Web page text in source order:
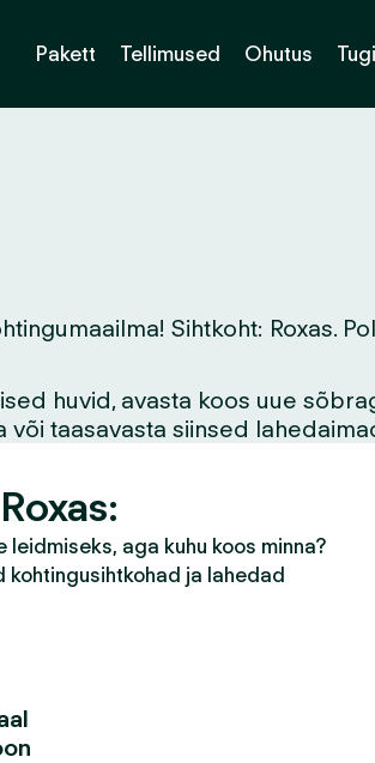
Pakett Tellimused Ohutus Tugi
Sihtkoht: Roxas.
huvid, avasta koos uue
või taasavasta siinsed
aga kuhu koos minna?
kohtingusihtkohad ja lahedad